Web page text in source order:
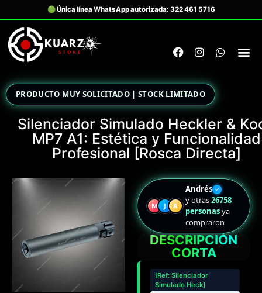
PRODUCTO MUY SOLICITADO | STOCK LIMITADO
Silenciador Simulado Heckler &
MP7 A1: Estética y Funcionalidad
Profesional [Rosca Directa]
M J A
Andrés ✓
y otras26758
personasya
compraron
DESCRIPCIÓN
CORTA
[Ref: Silenciador
Simulado Heck]